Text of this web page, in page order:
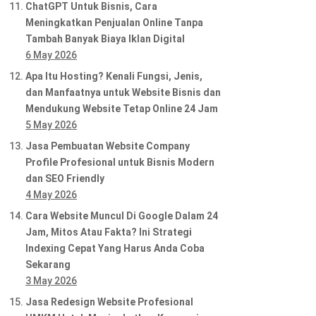
ChatGPT Untuk Bisnis, Cara
Meningkatkan Penjualan Online Tanpa
Tambah Banyak Biaya Iklan Digital
6 May 2026
Apa Itu Hosting? Kenali Fungsi, Jenis,
dan Manfaatnya untuk Website Bisnis dan
Mendukung Website Tetap Online 24 Jam
5 May 2026
Jasa Pembuatan Website Company
Profile Profesional untuk Bisnis Modern
dan SEO Friendly
4 May 2026
Cara Website Muncul Di Google Dalam 24
Jam, Mitos Atau Fakta? Ini Strategi
Indexing Cepat Yang Harus Anda Coba
Sekarang
3 May 2026
Jasa Redesign Website Profesional